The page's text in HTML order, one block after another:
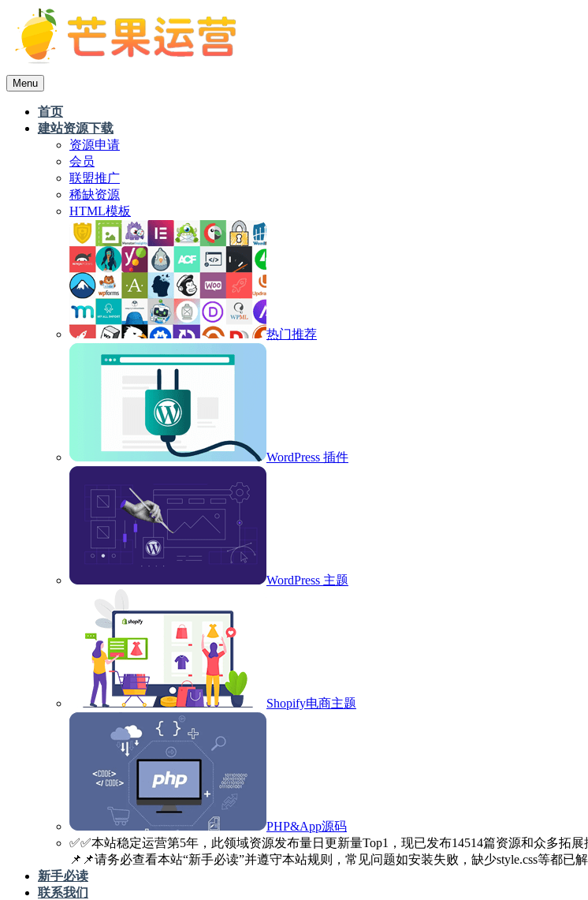
Menu
首页
建站资源下载
资源申请
会员
联盟推广
稀缺资源
HTML模板
热门推荐
WordPress 插件
WordPress 主题
Shopify电商主题
PHP&App源码
✅️✅️本站稳定运营第5年，此领域资源发布量日更新量Top1，现已发布14514篇资源和众多拓
📌📌请务必查看本站“新手必读”并遵守本站规则，常见问题如安装失败，缺少style.css等都已解
新手必读
联系我们